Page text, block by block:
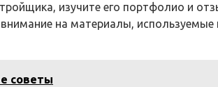
изучите его портфолио и
на материалы, используемые
советы